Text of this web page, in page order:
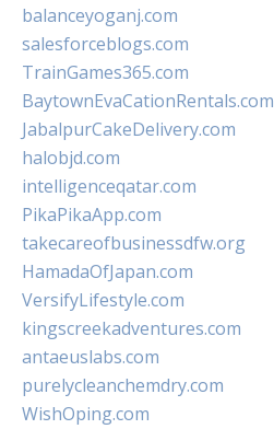
balanceyoganj.com
salesforceblogs.com
TrainGames365.com
BaytownEvaCationRentals.com
JabalpurCakeDelivery.com
halobjd.com
intelligenceqatar.com
PikaPikaApp.com
takecareofbusinessdfw.org
HamadaOfJapan.com
VersifyLifestyle.com
kingscreekadventures.com
antaeuslabs.com
purelycleanchemdry.com
WishOping.com